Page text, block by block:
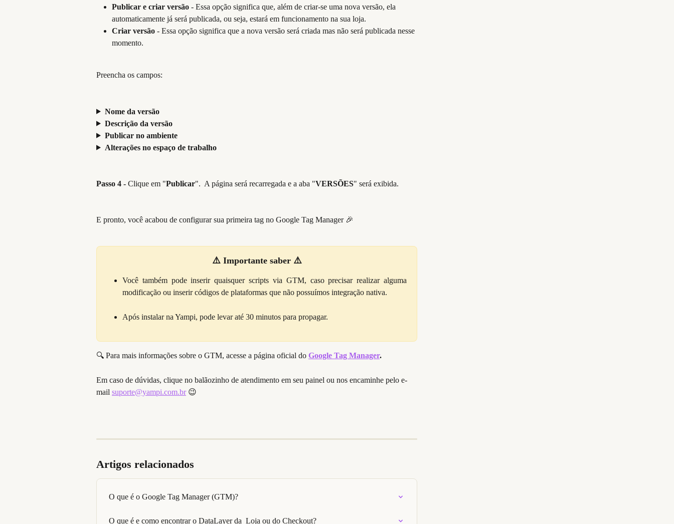
Publicar e criar versão - Essa opção significa que, além de criar-se uma nova versão, ela
automaticamente já será publicada, ou seja, estará em funcionamento na sua loja.
Criar versão - Essa opção significa que a nova versão será criada mas não será publicada nesse
momento.
Preencha os campos:
Nome da versão
Descrição da versão
Publicar no ambiente
Alterações no espaço de trabalho
Passo 4 - Clique em "Publicar".  A página será recarregada e a aba "VERSÕES" será exibida.
E pronto, você acabou de configurar sua primeira tag no Google Tag Manager 🎉
⚠️ Importante saber ⚠️
Você também pode inserir quaisquer scripts via GTM, caso precisar realizar alguma
modificação ou inserir códigos de plataformas que não possuímos integração nativa.
Após instalar na Yampi, pode levar até 30 minutos para propagar.
🔍 Para mais informações sobre o GTM, acesse a página oficial do Google Tag Manager.
Em caso de dúvidas, clique no balãozinho de atendimento em seu painel ou nos encaminhe pelo e-
mail suporte@yampi.com.br 😉
Artigos relacionados
O que é o Google Tag Manager (GTM)?
O que é e como encontrar o DataLayer da  Loja ou do Checkout?